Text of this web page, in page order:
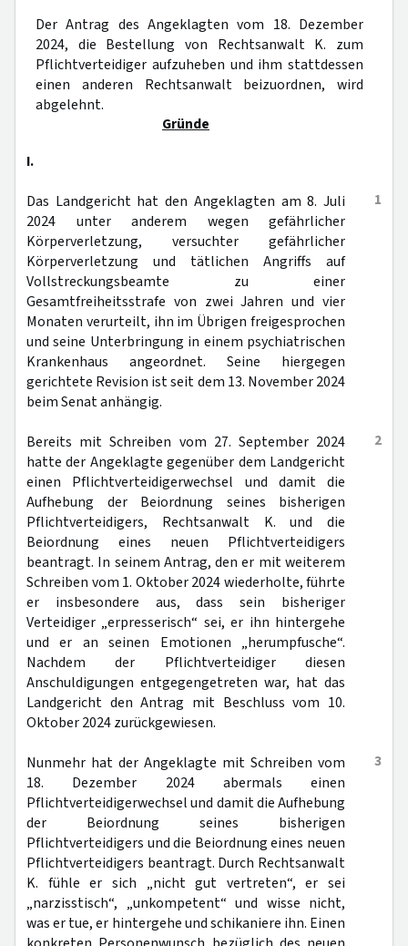
Der Antrag des Angeklagten vom 18. Dezember
2024, die Bestellung von Rechtsanwalt K. zum
Pflichtverteidiger aufzuheben und ihm stattdessen
einen anderen Rechtsanwalt beizuordnen, wird
abgelehnt.
Gründe
I.
1
Das Landgericht hat den Angeklagten am 8. Juli
2024 unter anderem wegen gefährlicher
Körperverletzung, versuchter gefährlicher
Körperverletzung und tätlichen Angriffs auf
Vollstreckungsbeamte zu einer
Gesamtfreiheitsstrafe von zwei Jahren und vier
Monaten verurteilt, ihn im Übrigen freigesprochen
und seine Unterbringung in einem psychiatrischen
Krankenhaus angeordnet. Seine hiergegen
gerichtete Revision ist seit dem 13. November 2024
beim Senat anhängig.
2
Bereits mit Schreiben vom 27. September 2024
hatte der Angeklagte gegenüber dem Landgericht
einen Pflichtverteidigerwechsel und damit die
Aufhebung der Beiordnung seines bisherigen
Pflichtverteidigers, Rechtsanwalt K. und die
Beiordnung eines neuen Pflichtverteidigers
beantragt. In seinem Antrag, den er mit weiterem
Schreiben vom 1. Oktober 2024 wiederholte, führte
er insbesondere aus, dass sein bisheriger
Verteidiger „erpresserisch“ sei, er ihn hintergehe
und er an seinen Emotionen „herumpfusche“.
Nachdem der Pflichtverteidiger diesen
Anschuldigungen entgegengetreten war, hat das
Landgericht den Antrag mit Beschluss vom 10.
Oktober 2024 zurückgewiesen.
3
Nunmehr hat der Angeklagte mit Schreiben vom
18. Dezember 2024 abermals einen
Pflichtverteidigerwechsel und damit die Aufhebung
der Beiordnung seines bisherigen
Pflichtverteidigers und die Beiordnung eines neuen
Pflichtverteidigers beantragt. Durch Rechtsanwalt
K. fühle er sich „nicht gut vertreten“, er sei
„narzisstisch“, „unkompetent“ und wisse nicht,
was er tue, er hintergehe und schikaniere ihn. Einen